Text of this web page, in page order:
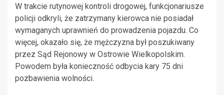
W trakcie rutynowej kontroli drogowej, funkcjonariusze
policji odkryli, że zatrzymany kierowca nie posiadał
wymaganych uprawnień do prowadzenia pojazdu. Co
więcej, okazało się, że mężczyzna był poszukiwany
przez Sąd Rejonowy w Ostrowie Wielkopolskim.
Powodem była konieczność odbycia kary 75 dni
pozbawienia wolności.